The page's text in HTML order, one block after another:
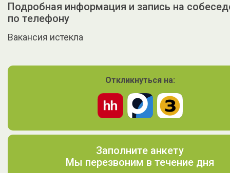
Подробная информация и запись на
по телефону
Вакансия истекла
Откликнуться на:
Заполните анкету
Мы перезвоним в течение дня